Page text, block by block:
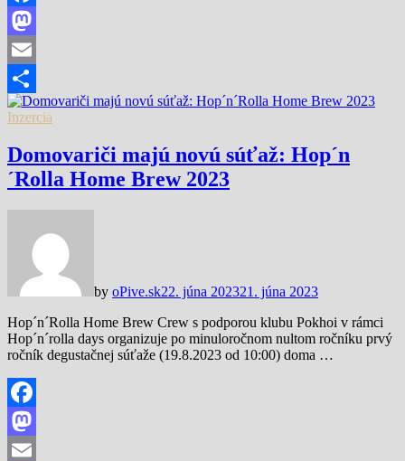
Facebook
Mastodon
Email
Share
Inzercia
Domovariči majú novú súťaž: Hop´n
´Rolla Home Brew 2023
by oPive.sk22. júna 202321. júna 2023
Hop´n´Rolla Home Brew Crew s podporou klubu Pokhoi v rámci
Hop´n´rolla days organizuje po minuloročnom nultom ročníku prvý
ročník degustačnej súťaže (19.8.2023 od 10:00) doma …
Facebook
Mastodon